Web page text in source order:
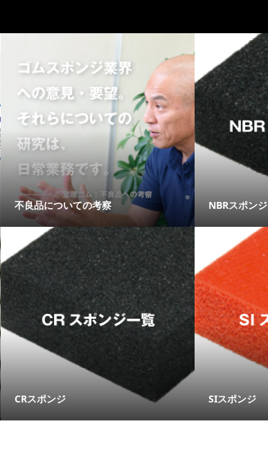
不良品についての考察 NBRスポンジ
CRスポンジ SIスポンジ